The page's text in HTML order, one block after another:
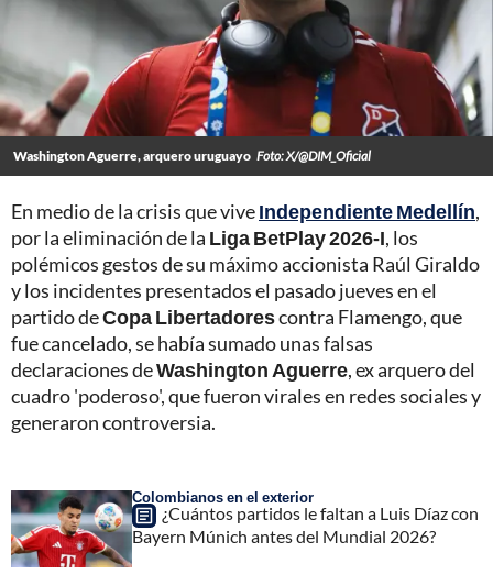
Washington Aguerre, arquero uruguayo Foto: X/@DIM_Oficial
En medio de la crisis que viveIndependiente Medellín,
por la eliminación de la Liga BetPlay 2026-I, los
polémicos gestos de su máximo accionista Raúl Giraldo
y los incidentes presentados el pasado jueves en el
partido deCopa Libertadorescontra Flamengo, que
fue cancelado, se había sumado unas falsas
declaraciones deWashington Aguerre, ex arquero del
cuadro 'poderoso', que fueron virales en redes sociales y
generaron controversia.
Colombianos en el exterior
¿Cuántos partidos le faltan a Luis Díaz con
Bayern Múnich antes del Mundial 2026?